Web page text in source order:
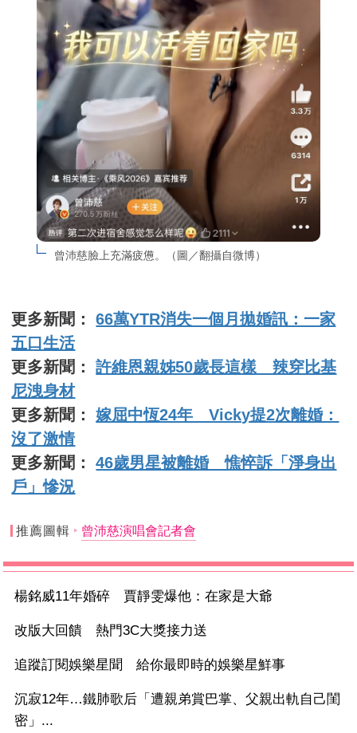
曾沛慈臉上充滿疲憊。（圖／翻攝自微博）
更多新聞：66萬YTR消失一個月拋婚訊：一家
五口生活
更多新聞：許維恩親姊50歲長這樣 辣穿比基
尼洩身材
更多新聞：嫁屈中恆24年 Vicky提2次離婚：
沒了激情
更多新聞：46歲男星被離婚 憔悴訴「淨身出
戶」慘況
推薦圖輯 曾沛慈演唱會記者會
楊銘威11年婚碎 賈靜雯爆他：在家是大爺
改版大回饋 熱門3C大獎接力送
追蹤訂閱娛樂星聞 給你最即時的娛樂星鮮事
沉寂12年…鐵肺歌后「遭親弟賞巴掌、父親出軌自己閨
密」...